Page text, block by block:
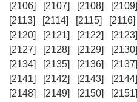
[2106]
[2107] [2108] [2109]
[2113]
[2114] [2115] [2116]
[2120]
[2121] [2122] [2123]
[2127]
[2128] [2129] [2130]
[2134]
[2135] [2136] [2137]
[2141]
[2142] [2143] [2144]
[2148]
[2149] [2150] [2151]